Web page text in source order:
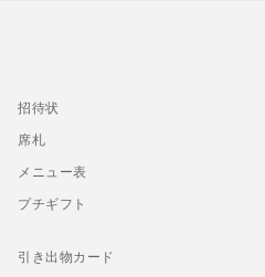
招待状
席札
メニュー表
プチギフト
引き出物カード